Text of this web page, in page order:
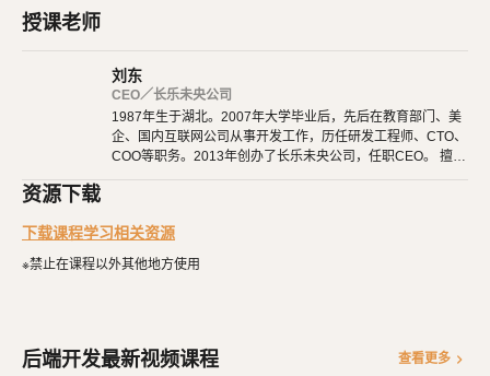
MySQL 及 SQL 语句入门：介绍 MySQL 数据库的基本概念，以及如何
Express 框架入门：学习使用 Express 框架搭建 Web 应用程序，并了
解路由、中间件等概念。
Sequelize ORM 入门：探索 Sequelize ORM 的基本用法，以及如何在
Node.js 应用程序中进行数据库操作。
常规 API 开发方法：学习常见的 API 开发模式，包括增删改查、分
由浅入深：适合零基础学生，从最基础的概念开始，循序渐进地学
授课老师
刘东
CEO／长乐未央公司
1987年生于湖北。2007年大学毕业后，先后在教育部门、美
企、国内互联网公司从事开发工作，历任研发工程师、CTO、
COO等职务。2013年创办了长乐未央公司，任职CEO。 擅长
发iOS、Android原生App。 对编程、AI和机器人都有深厚的
兴趣，觉得做开发非常快乐，能创造梦想中的产品是一件非常
有幸福感的事情。喜爱阅读，尤其是历史相关的书籍。喜欢音
资源下载
下载课程学习相关资源
※禁止在课程以外其他地方使用
后端开发最新视频课程 查看更多 chevron_right